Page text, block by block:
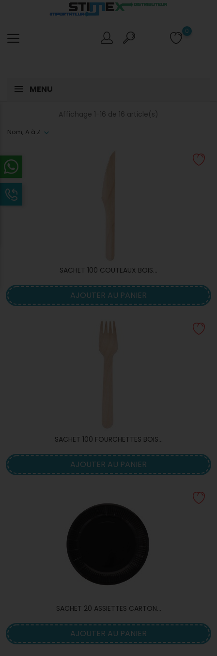
0
MENU
Nom, A à Z
Affichage 1-16 de 16 article(s)
SACHET 100 COUTEAUX BOIS...
AJOUTER AU PANIER
SACHET 100 FOURCHETTES BOIS...
AJOUTER AU PANIER
SACHET 20 ASSIETTES CARTON...
AJOUTER AU PANIER